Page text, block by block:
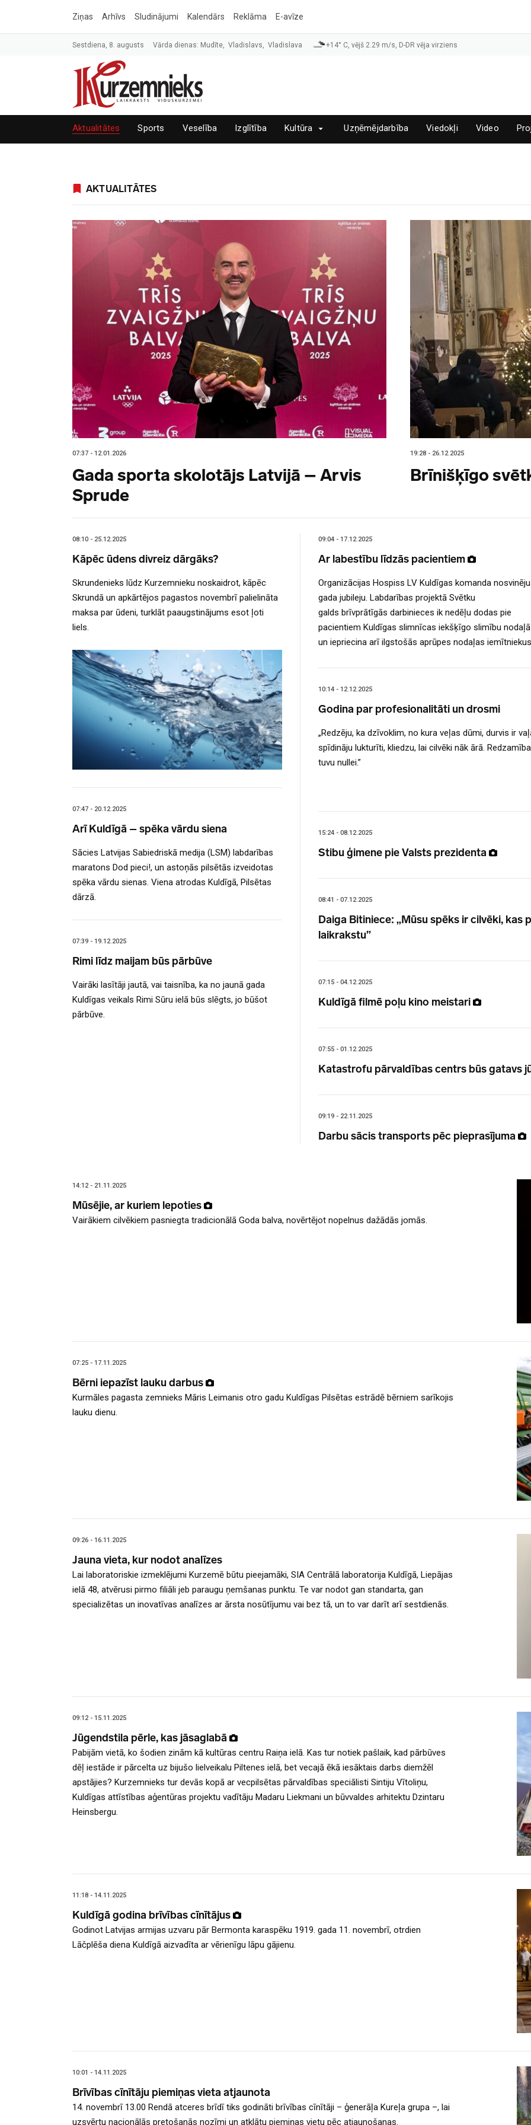
Ziņas Arhīvs Sludinājumi Kalendārs Reklāma E-avīze
Sestdiena, 8. augusts Vārda dienas: Mudīte, Vladislavs, Vladislava +14° C, vējš 2.29 m/s, D-DR vēja virziens
Aktualitātes Sports Veselība Izglītība Kultūra Uzņēmējdarbība Viedokļi Video
AKTUALITĀTES
07:37 - 12.01.2026
Gada sporta skolotājs Latvijā – Arvis
Sprude
19:28 - 26.12.2025
Brīnišķīgo
08:10 - 25.12.2025
Kāpēc ūdens divreiz dārgāks?
Skrundenieks lūdz Kurzemnieku noskaidrot, kāpēc
Skrundā un apkārtējos pagastos novembrī palielināta
maksa par ūdeni, turklāt paaugstinājums esot ļoti
liels.
07:47 - 20.12.2025
Arī Kuldīgā – spēka vārdu siena
Sācies Latvijas Sabiedriskā medija (LSM) labdarības
maratons Dod pieci!, un astoņās pilsētās izveidotas
spēka vārdu sienas. Viena atrodas Kuldīgā, Pilsētas
dārzā.
07:39 - 19.12.2025
Rimi līdz maijam būs pārbūve
Vairāki lasītāji jautā, vai taisnība, ka no jaunā gada
Kuldīgas veikals Rimi Sūru ielā būs slēgts, jo būšot
pārbūve.
09:04 - 17.12.2025
Ar labestību līdzās pacientiem
Organizācijas Hospiss LV Kuldīgas komanda
gada jubileju. Labdarības projektā Svētku
galds brīvprātīgās darbinieces ik nedēļu dodas pie
pacientiem Kuldīgas slimnīcas iekšķīgo slimību nodaļā
un iepriecina arī ilgstošās aprūpes nodaļas
10:14 - 12.12.2025
Godina par profesionalitāti un drosmi
„Redzēju, ka dzīvoklim, no kura veļas dūmi, durvis ir
spīdināju lukturīti, kliedzu, lai cilvēki nāk ārā. Redzamība
tuvu nullei.”
15:24 - 08.12.2025
Stibu ģimene pie Valsts prezidenta
08:41 - 07.12.2025
Daiga Bitiniece: „Mūsu spēks ir cilvēki,
laikrakstu”
07:15 - 04.12.2025
Kuldīgā filmē poļu kino meistari
07:55 - 01.12.2025
Katastrofu pārvaldības centrs būs gatavs
09:19 - 22.11.2025
Darbu sācis transports pēc pieprasījuma
14:12 - 21.11.2025
Mūsējie, ar kuriem lepoties
Vairākiem cilvēkiem pasniegta tradicionālā Goda balva, novērtējot nopelnus dažādās jomās.
07:25 - 17.11.2025
Bērni iepazīst lauku darbus
Kurmāles pagasta zemnieks Māris Leimanis otro gadu Kuldīgas Pilsētas estrādē bērniem sarīkojis
lauku dienu.
09:26 - 16.11.2025
Jauna vieta, kur nodot analīzes
Lai laboratoriskie izmeklējumi Kurzemē būtu pieejamāki, SIA Centrālā laboratorija Kuldīgā, Liepājas
ielā 48, atvērusi pirmo filiāli jeb paraugu ņemšanas punktu. Te var nodot gan standarta, gan
specializētas un inovatīvas analīzes ar ārsta nosūtījumu vai bez tā, un to var darīt arī sestdienās.
09:12 - 15.11.2025
Jūgendstila pērle, kas jāsaglabā
Pabijām vietā, ko šodien zinām kā kultūras centru Raiņa ielā. Kas tur notiek pašlaik, kad pārbūves
dēļ iestāde ir pārcelta uz bijušo lielveikalu Piltenes ielā, bet vecajā ēkā iesāktais darbs diemžēl
apstājies? Kurzemnieks tur devās kopā ar vecpilsētas pārvaldības speciālisti Sintiju Vītoliņu,
Kuldīgas attīstības aģentūras projektu vadītāju Madaru Liekmani un būvvaldes arhitektu Dzintaru
Heinsbergu.
11:18 - 14.11.2025
Kuldīgā godina brīvības cīnītājus
Godinot Latvijas armijas uzvaru pār Bermonta karaspēku 1919. gada 11. novembrī, otrdien
Lāčplēša diena Kuldīgā aizvadīta ar vērienīgu lāpu gājienu.
10:01 - 14.11.2025
Brīvības cīnītāju piemiņas vieta atjaunota
14. novembrī 13.00 Rendā atceres brīdī tiks godināti brīvības cīnītāji – ģenerāļa Kureļa grupa –, lai
uzsvērtu nacionālās pretošanās nozīmi un atklātu piemiņas vietu pēc atjaunošanas.